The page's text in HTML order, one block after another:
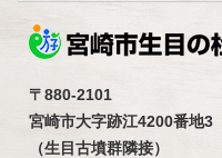
〒880-2101
宮崎市大字跡江4200番地3
（生目古墳群隣接）